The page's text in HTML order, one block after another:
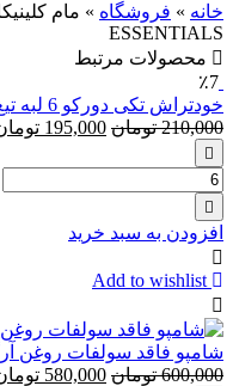
خانه » فروشگاه »
ESSENTIALS
محصولات مرتبط
٪7
خودتراش تکی دورکو 6 لبه تیغ ژیلت Dorco
210,000 تومان 195,000
تعداد:
خودتراش
تکی
دورکو
6
لبه
تیغ
ژیلت
Dorco
افزودن به سبد خرید
Add to wishlist
شامپو فاقد سولفات روغن
600,000 تومان 580,000